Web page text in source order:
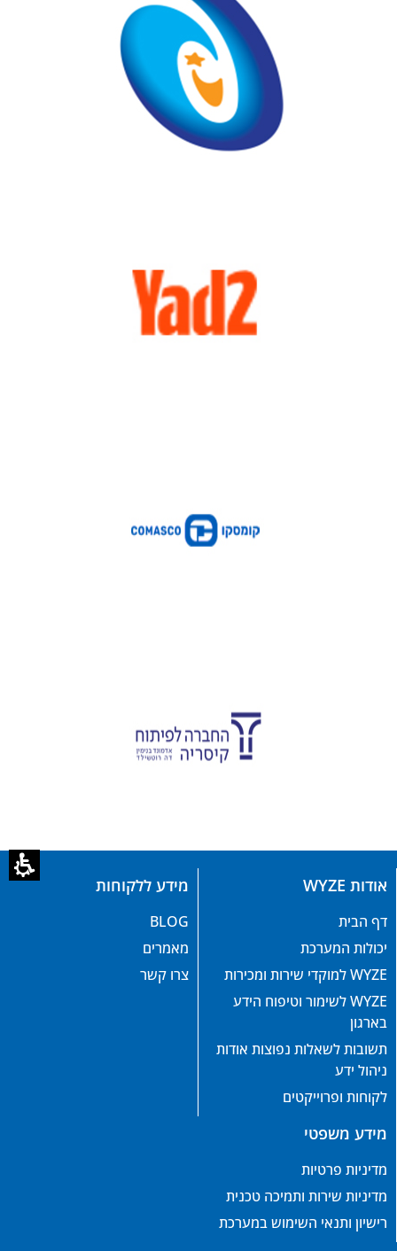
אודות WYZE
דף הבית
יכולות המערכת
WYZE למוקדי שירות ומכירות
WYZE לשימור וטיפוח הידע
בארגון
תשובות לשאלות נפוצות אודות
ניהול ידע
לקוחות ופרוייקטים
מידע ללקוחות
BLOG
מאמרים
צרו קשר
מידע משפטי
מדיניות פרטיות
מדיניות שירות ותמיכה טכנית
רישיון ותנאי השימוש במערכת